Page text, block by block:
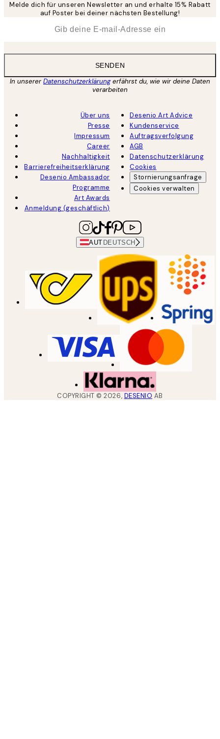
Melde dich für unseren Newsletter an und erhalte 15% Rabatt
auf Poster bei deiner nächsten Bestellung!
SENDEN
In unsererDatenschutzerklärungerfährst du, wie wir deine Daten
verarbeiten
Über uns
Presse
Impressum
Career
Nachhaltigkeit
Barrierefreiheitserklärung
Desenio Ambassador
Programme
Art Awards
Anmeldung (geschäftlich)
Desenio Art Advice
Kundenservice
Auftragsverfolgung
AGB
Datenschutzerklärung
Cookies
Stornierungsanfrage
Cookies verwalten
AUT DEUTSCH
COPYRIGHT ©2026, DESENIO AB